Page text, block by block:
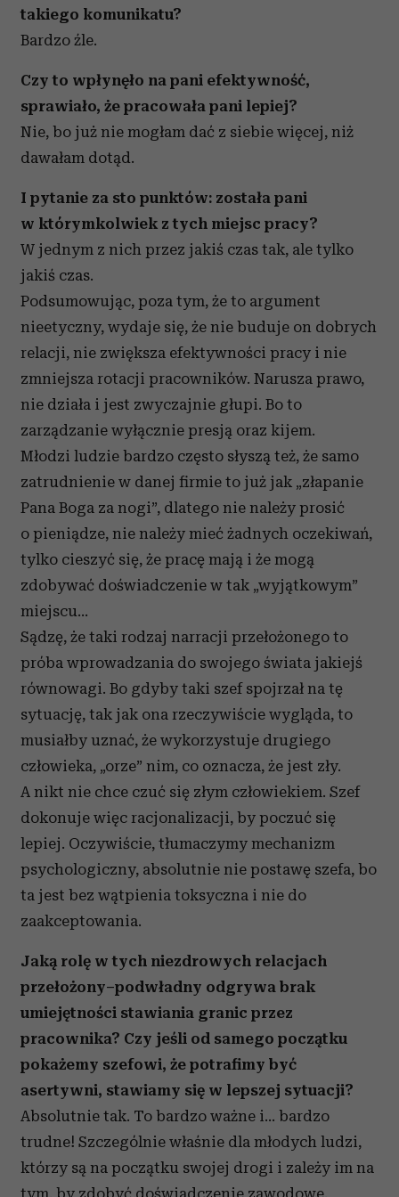
takiego komunikatu?
Bardzo źle.
Czy to wpłynęło na pani efektywność,
sprawiało, że pracowała pani lepiej?
Nie, bo już nie mogłam dać z siebie więcej, niż
dawałam dotąd.
I pytanie za sto punktów: została pani
w którymkolwiek z tych miejsc pracy?
W jednym z nich przez jakiś czas tak, ale tylko
jakiś czas.
Podsumowując, poza tym, że to argument
nieetyczny, wydaje się, że nie buduje on dobrych
relacji, nie zwiększa efektywności pracy i nie
zmniejsza rotacji pracowników. Narusza prawo,
nie działa i jest zwyczajnie głupi. Bo to
zarządzanie wyłącznie presją oraz kijem.
Młodzi ludzie bardzo często słyszą też, że samo
zatrudnienie w danej firmie to już jak „złapanie
Pana Boga za nogi”, dlatego nie należy prosić
o pieniądze, nie należy mieć żadnych oczekiwań,
tylko cieszyć się, że pracę mają i że mogą
zdobywać doświadczenie w tak „wyjątkowym”
miejscu…
Sądzę, że taki rodzaj narracji przełożonego to
próba wprowadzania do swojego świata jakiejś
równowagi. Bo gdyby taki szef spojrzał na tę
sytuację, tak jak ona rzeczywiście wygląda, to
musiałby uznać, że wykorzystuje drugiego
człowieka, „orze” nim, co oznacza, że jest zły.
A nikt nie chce czuć się złym człowiekiem. Szef
dokonuje więc racjonalizacji, by poczuć się
lepiej. Oczywiście, tłumaczymy mechanizm
psychologiczny, absolutnie nie postawę szefa, bo
ta jest bez wątpienia toksyczna i nie do
zaakceptowania.
Jaką rolę w tych niezdrowych relacjach
przełożony–podwładny odgrywa brak
umiejętności stawiania granic przez
pracownika? Czy jeśli od samego początku
pokażemy szefowi, że potrafimy być
asertywni, stawiamy się w lepszej sytuacji?
Absolutnie tak. To bardzo ważne i… bardzo
trudne! Szczególnie właśnie dla młodych ludzi,
którzy są na początku swojej drogi i zależy im na
tym, by zdobyć doświadczenie zawodowe.